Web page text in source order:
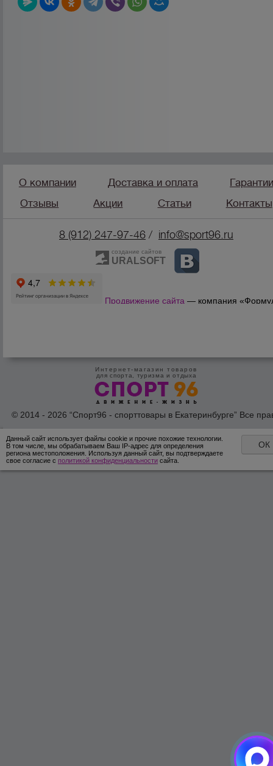
О компании Доставка и оплата
Отзывы
Акции Статьи Контакты
8 (912) 247-97-46 / info@sport96.ru
создание сайтов
URALSOFT
Продвижение сайта — компания
Интернет-магазин товаров
для спорта, туризма и отдыха
© 2014 - 2026 “Спорт96 - спорттовары в Екатеринбурге” Все
Данный сайт использует файлы cookie и прочие похожие технологии.
В том числе, мы обрабатываем Ваш IP-адрес для определения
региона местоположения. Используя данный сайт, вы подтверждаете
свое согласие с политикой конфиденциальности сайта.
ОК